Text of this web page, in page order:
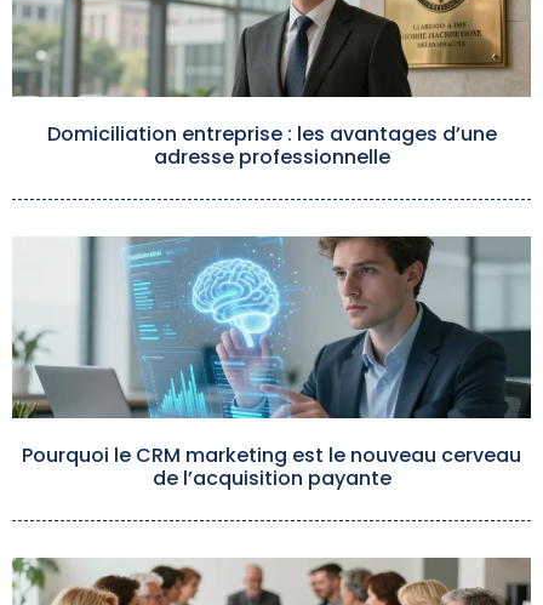
Domiciliation entreprise : les avantages d’une
adresse professionnelle
Pourquoi le CRM marketing est le nouveau cerveau
de l’acquisition payante